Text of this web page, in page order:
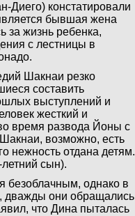
Диего) констатировали
бывшая жена
за жизнь ребенка,
с лестницы в
Шакнаи резко
составить
выступлений и
жесткий и
время развода Йоны с
возможно, есть
нежность отдана детям.
сын).
безоблачным, однако в
дважды они обращались
что Дина пыталась